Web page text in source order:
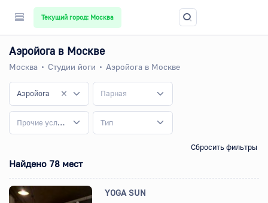
Текущий город: Москва
Аэройога в Москве
Москва Студии йоги Аэройога в Москве
Аэройога Парная
Прочие услуги Тип
Сбросить фильтры
Найдено 78 мест
YOGA SUN